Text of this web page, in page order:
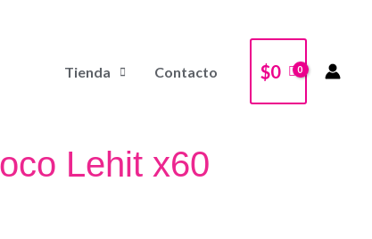
Tienda Contacto $0
Lehit x60